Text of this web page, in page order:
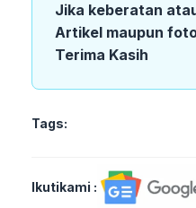
Jika keberatan
Artikel maupun
Terima Kasih
Tags:
Ikutikami :